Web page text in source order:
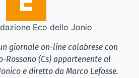
Eco dello Jonio
giornale on-line calabrese con
Rossano (Cs) appartenente al
e diretto da Marco Lefosse.